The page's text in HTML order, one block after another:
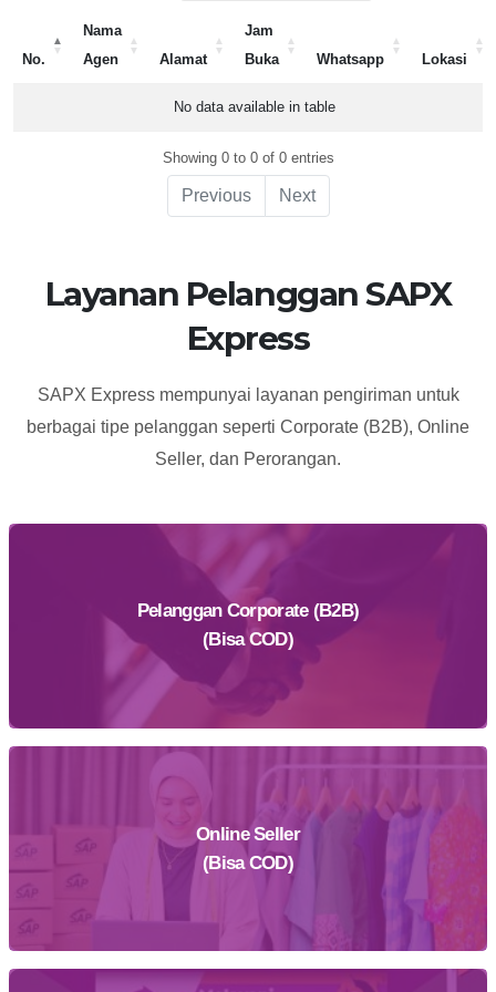
No.
Nama
Agen
Alamat
Jam
Buka
Whatsapp Lokasi
Alamat
Jam
Whatsapp
No data available in table
Showing 0 to 0 of 0 entries
Previous Next
Layanan Pelanggan SAPX
Express
SAPX Express mempunyai layanan pengiriman untuk
berbagai tipe pelanggan seperti Corporate (B2B), Online
Seller, dan Perorangan.
Pelanggan Corporate (B2B)
(Bisa COD)
Daftar Sekarang
Online Seller
(Bisa COD)